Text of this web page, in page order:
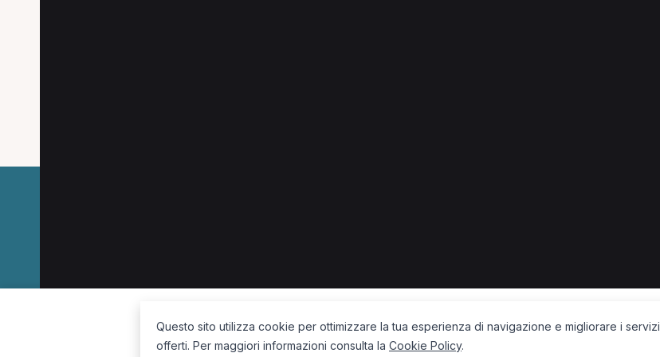
Questo sito utilizza cookie per ottimizzare la tua esperienza di navigazione e migliorare i servizi
offerti. Per maggiori informazioni consulta la Cookie Policy.